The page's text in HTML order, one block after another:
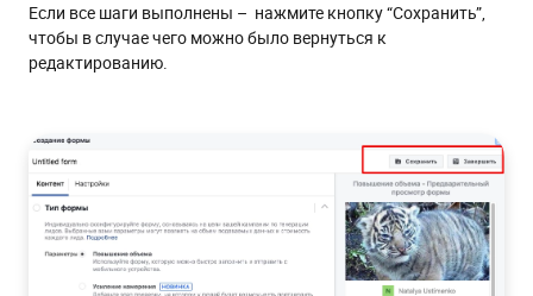
Если все шаги выполнены – нажмите кнопку “Сохранить”,
чтобы в случае чего можно было вернуться к
редактированию.